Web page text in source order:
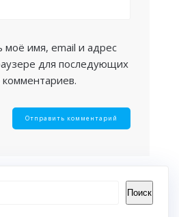
моё имя, email и адрес
для последующих
Поиск